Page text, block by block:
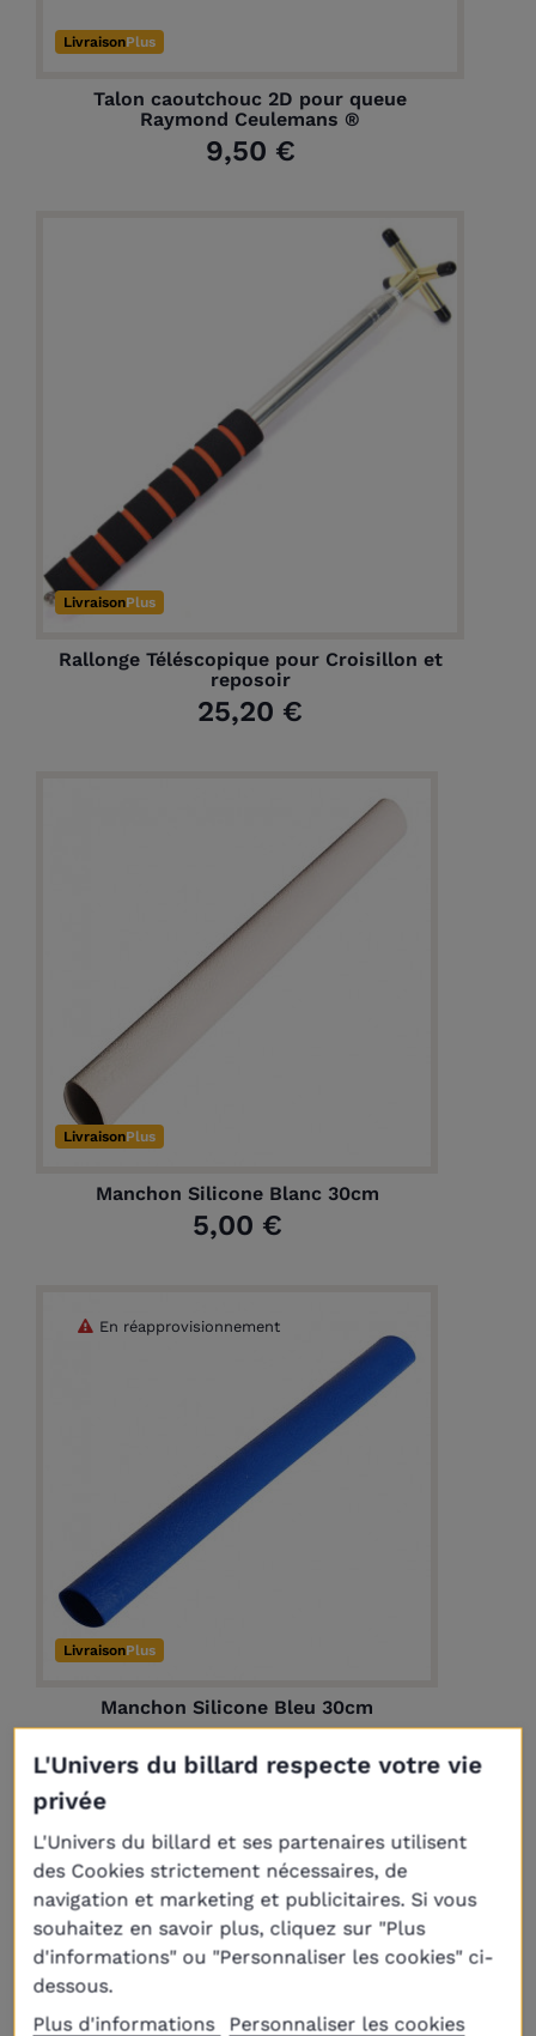
LivraisonPlus
Talon caoutchouc 2D pour queue
Raymond Ceulemans ®
9,50 €
LivraisonPlus
Rallonge Téléscopique pour Croisillon et
reposoir
25,20 €
LivraisonPlus
Manchon Silicone Blanc 30cm
5,00 €
LivraisonPlus
Manchon Silicone Bleu 30cm
5,00 €
En réapprovisionnement
En réapprovisionnement
L'Univers du billard respecte votre vie
privée
L'Univers du billard et ses partenaires utilisent
des Cookies strictement nécessaires, de
navigation et marketing et publicitaires. Si vous
souhaitez en savoir plus, cliquez sur "Plus
d'informations" ou "Personnaliser les cookies" ci-
dessous.
Plus d'informations
Personnaliser les cookies